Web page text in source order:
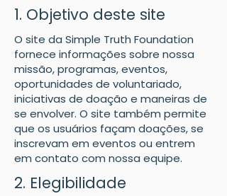
1. Objetivo deste site
O site da Simple Truth Foundation
fornece informações sobre nossa
missão, programas, eventos,
oportunidades de voluntariado,
iniciativas de doação e maneiras de
se envolver. O site também permite
que os usuários façam doações, se
inscrevam em eventos ou entrem
em contato com nossa equipe.
2. Elegibilidade